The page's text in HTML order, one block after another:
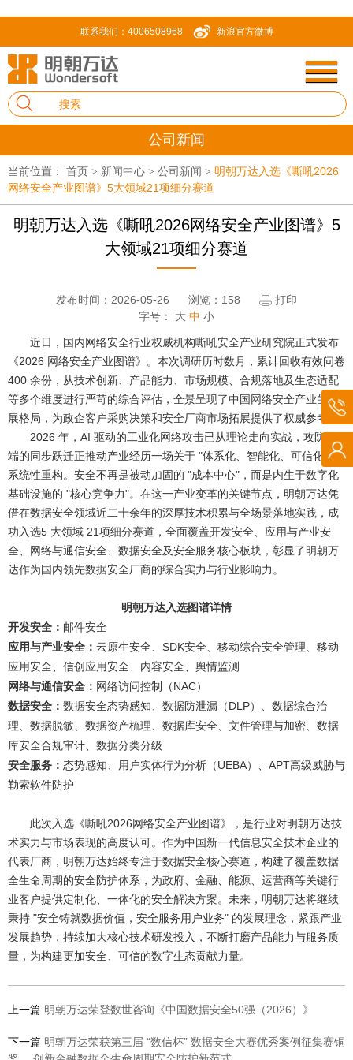
联系我们：4006508968 新浪官方微博
公司新闻
当前位置： 首页 > 新闻中心 > 公司新闻 > 明朝万达入选《嘶吼2026
网络安全产业图谱》5大领域21项细分赛道
明朝万达入选《嘶吼2026网络安全产业图谱》5
大领域21项细分赛道
发布时间：2026-05-26 浏览：158
打印
字号： 大 中 小
近日，国内网络安全行业权威机构嘶吼安全产业研究院正式发布
《2026 网络安全产业图谱》。本次调研历时数月，累计回收有效问卷
400 余份，从技术创新、产品能力、市场规模、合规落地及生态适配
等多个维度进行严苛的综合评估，全景呈现了中国网络安全产业的发
展格局，为政企客户采购决策和安全厂商市场拓展提供了权威参考。
2026 年，AI 驱动的工业化网络攻击已从理论走向实战，攻防两
端的同步跃迁正推动产业经历一场关于 "体系化、智能化、可信化" 的
系统性重构。安全不再是被动加固的 "成本中心"，而是内生于数字化
基础设施的 "核心竞争力"。在这一产业变革的关键节点，明朝万达凭
借在数据安全领域近二十余年的深厚技术积累与全场景落地实践，成
功入选5 大领域 21项细分赛道，全面覆盖开发安全、应用与产业安
全、网络与通信安全、数据安全及安全服务核心板块，彰显了明朝万
达作为国内领先数据安全厂商的综合实力与行业影响力。
明朝万达入选图谱详情
开发安全： 邮件安全
应用与产业安全： 云原生安全、SDK安全、移动综合安全管理、移动
应用安全、信创应用安全、内容安全、舆情监测
网络与通信安全： 网络访问控制（NAC）
数据安全： 数据安全态势感知、数据防泄漏（DLP）、数据综合治
理、数据脱敏、数据资产梳理、数据库安全、文件管理与加密、数据
库安全合规审计、数据分类分级
安全服务： 态势感知、用户实体行为分析（UEBA）、APT高级威胁与
勒索软件防护
此次入选《嘶吼2026网络安全产业图谱》，是行业对明朝万达技
术实力与市场表现的高度认可。作为中国新一代信息安全技术企业的
代表厂商，明朝万达始终专注于数据安全核心赛道，构建了覆盖数据
全生命周期的安全防护体系，为政府、金融、能源、运营商等关键行
业客户提供定制化、一体化的安全解决方案。未来，明朝万达将继续
秉持 "安全铸就数据价值，安全服务用户业务" 的发展理念，紧跟产业
发展趋势，持续加大核心技术研发投入，不断打磨产品能力与服务质
量，为构建更加安全、可信的数字生态贡献力量。
上一篇 明朝万达荣登数世咨询《中国数据安全50强（2026）》
下一篇 明朝万达荣获第三届 “数信杯” 数据安全大赛优秀案例征集赛铜